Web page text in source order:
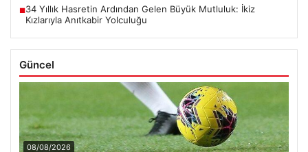
■34 Yıllık Hasretin Ardından Gelen Büyük Mutluluk: İkiz
Kızlarıyla Anıtkabir Yolculuğu
Güncel
08/08/2026